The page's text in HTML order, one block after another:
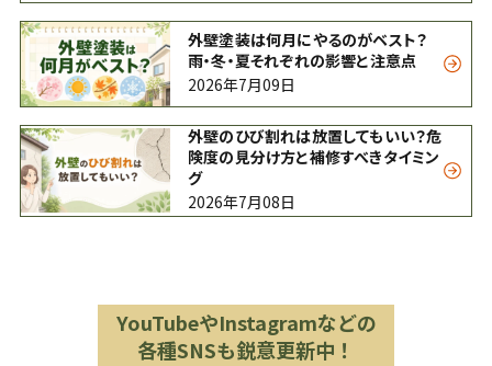
外壁塗装は何月にやるのがベスト？
雨・冬・夏それぞれの影響と注意点
2026年7月09日
外壁のひび割れは放置してもいい？危
険度の見分け方と補修すべきタイミン
グ
2026年7月08日
YouTubeやInstagramなどの
各種SNSも鋭意更新中！